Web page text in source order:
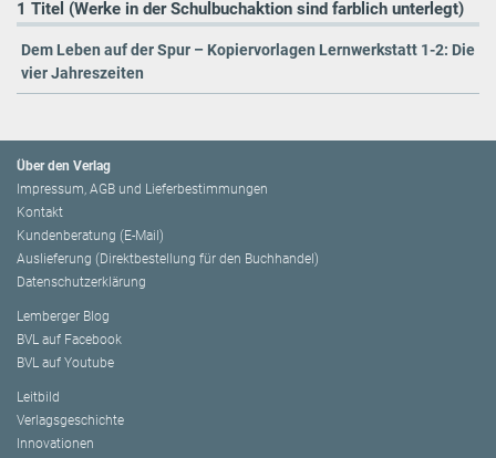
1 Titel (Werke in der Schulbuchaktion sind farblich unterlegt)
Dem Leben auf der Spur – Kopiervorlagen Lernwerkstatt 1-2: Die
vier Jahreszeiten
Über den Verlag
Impressum, AGB und Lieferbestimmungen
Kontakt
Kundenberatung (E-Mail)
Auslieferung (Direktbestellung für den Buchhandel)
Datenschutzerklärung
Lemberger Blog
BVL auf Facebook
BVL auf Youtube
Leitbild
Verlagsgeschichte
Innovationen